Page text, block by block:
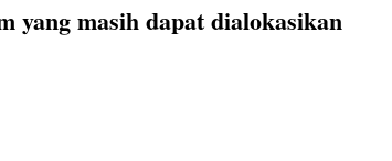
yang masih dapat dialokasikan